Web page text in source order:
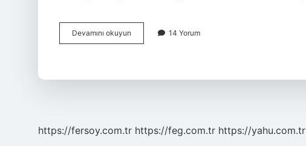
Devamını okuyun
Hesaplaması
14 Yorum
https://fersoy.com.tr https://feg.com.tr https://yahu.com.tr